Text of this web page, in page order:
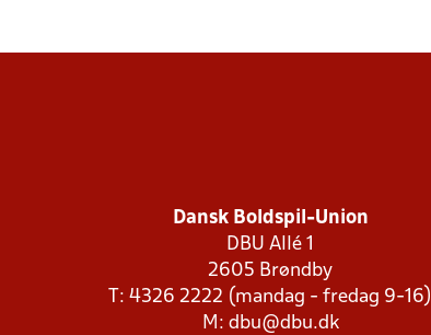
Dansk Boldspil-Union
DBU Allé 1
2605 Brøndby
T: 4326 2222 (mandag - fredag 9-16)
M: dbu@dbu.dk